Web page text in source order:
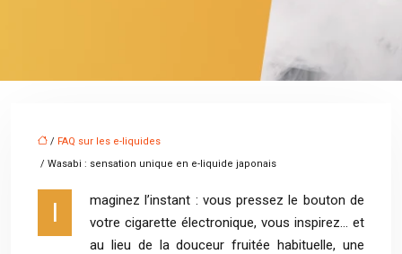
/ FAQ sur les e-liquides
/ Wasabi : sensation unique en e-liquide japonais
I
maginez l’instant : vous pressez le bouton de
votre cigarette électronique, vous inspirez… et
au lieu de la douceur fruitée habituelle, une